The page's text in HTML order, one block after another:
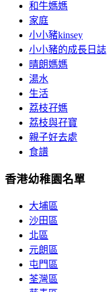
和牛媽媽
家庭
小小豬kinsey
小小豬的成長日誌
晴朗媽媽
湯水
生活
荔枝孖媽
荔枝與孖寶
親子好去處
食譜
香港幼稚園名單
大埔區
沙田區
北區
元朗區
屯門區
荃灣區